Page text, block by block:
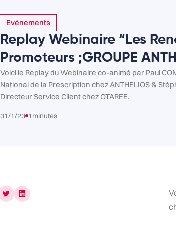
Evénements
Replay Webinaire “Les
Promoteurs ;GROUPE
Voici le Replay du Webinaire co-animé par Paul
National de la Prescription chez ANTHELIOS &
Directeur Service Client chez OTAREE.
31/1/23 1minutes